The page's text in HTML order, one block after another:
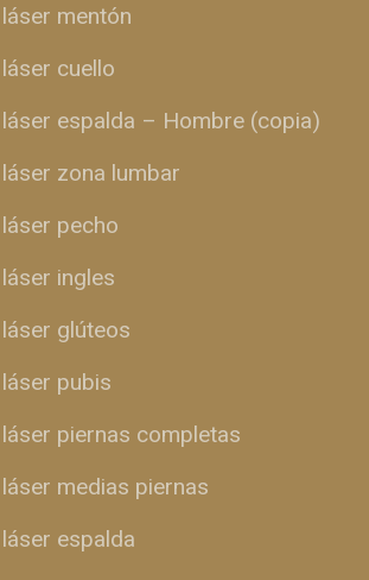
mentón
cuello
espalda – Hombre (copia)
zona lumbar
pecho
ingles
glúteos
pubis
piernas completas
medias piernas
espalda